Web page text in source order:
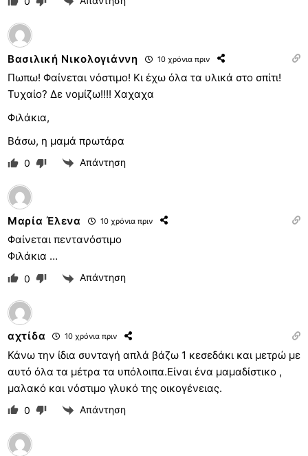
Βασιλική Νικολογιάννη 10 χρόνια πριν
Πωπω! Φαίνεται νόστιμο! Κι έχω όλα τα υλικά στο σπίτι!
Τυχαίο? Δε νομίζω!!!! Χαχαχα
Φιλάκια,
Βάσω, η μαμά πρωτάρα
0 Απάντηση
Μαρία Έλενα 10 χρόνια πριν
Φαίνεται πεντανόστιμο
Φιλάκια …
0 Απάντηση
αχτίδα 10 χρόνια πριν
Κάνω την ίδια συνταγή απλά βάζω 1 κεσεδάκι και μετρώ με
αυτό όλα τα μέτρα τα υπόλοιπα.Είναι ένα μαμαδίστικο ,
μαλακό και νόστιμο γλυκό της οικογένειας.
0 Απάντηση